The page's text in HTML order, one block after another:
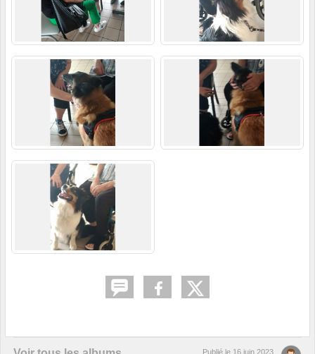
Publié le 16 juin 2023